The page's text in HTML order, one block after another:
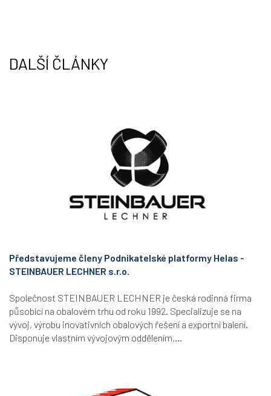
DALŠÍ ČLÁNKY
Představujeme členy Podnikatelské platformy Helas -
STEINBAUER LECHNER s.r.o.
Společnost STEINBAUER LECHNER je česká rodinná firma
působící na obalovém trhu od roku 1992. Specializuje se na
vývoj, výrobu inovativních obalových řešení a exportní balení.
Disponuje vlastním vývojovým oddělením,...